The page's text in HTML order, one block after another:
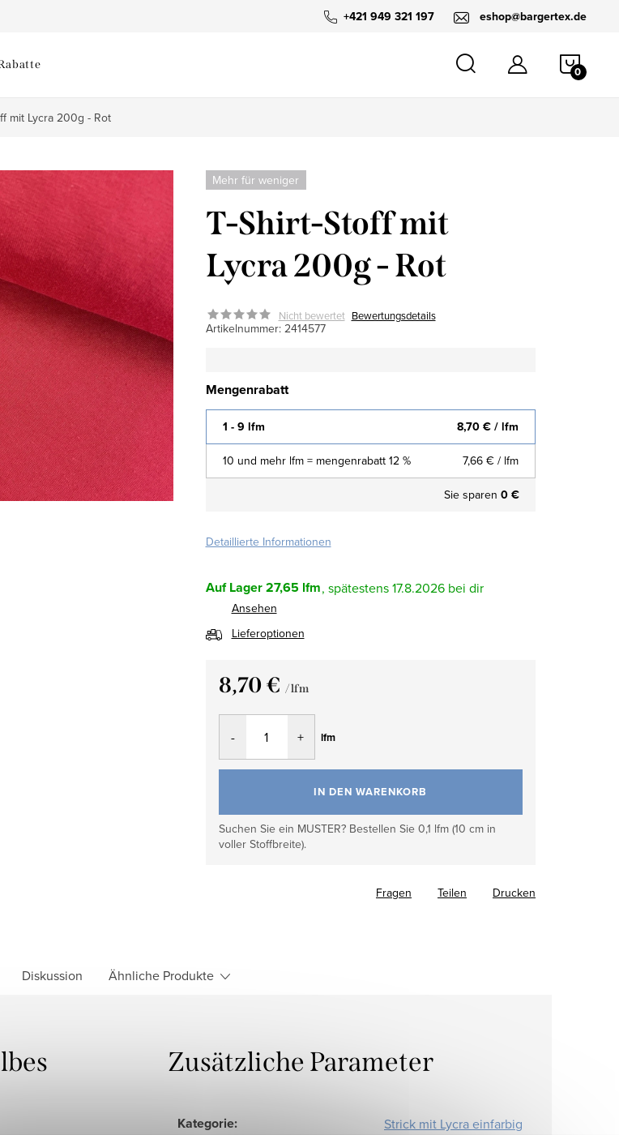
+421 949 321 197 eshop@bargertex.de
mit Lycra 200g - Rot
Mehr für weniger
T-Shirt-Stoff mit
Lycra 200g - Rot
Nicht bewertet Bewertungsdetails
Artikelnummer: 2414577
Mengenrabatt
1 - 9 lfm 8,70 €/ lfm
10 und mehr lfm = mengenrabatt 12 % 7,66 € / lfm
Sie sparen 0 €
Detaillierte Informationen
Auf Lager27,65 lfm 17.8.2026
Ansehen
Lieferoptionen
8,70 € / lfm
Verkaufspreis:
lfm
IN DEN WARENKORB
Suchen Sie ein MUSTER? Bestellen Sie 0,1 lfm (10 cm in
voller Stoffbreite).
Drucken
Fragen Teilen
Diskussion Ähnliche Produkte
Zusätzliche Parameter
Kategorie: Strick mit Lycra einfarbig